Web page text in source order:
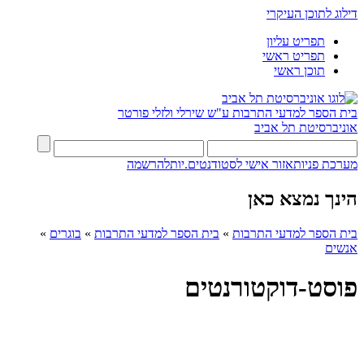
דילוג לתוכן העיקרי
תפריט עליון
תפריט ראשי
תוכן ראשי
בית הספר למדעי התרבות ע"ש שירלי ולזלי פורטר
אוניברסיטת תל אביב
מערכת פניותאזור אישי לסטודנטים.יותלהרשמה
הינך נמצא כאן
בית הספר למדעי התרבות » בית הספר למדעי התרבות » בוגרים »
אנשים
פוסט-דוקטורנטים